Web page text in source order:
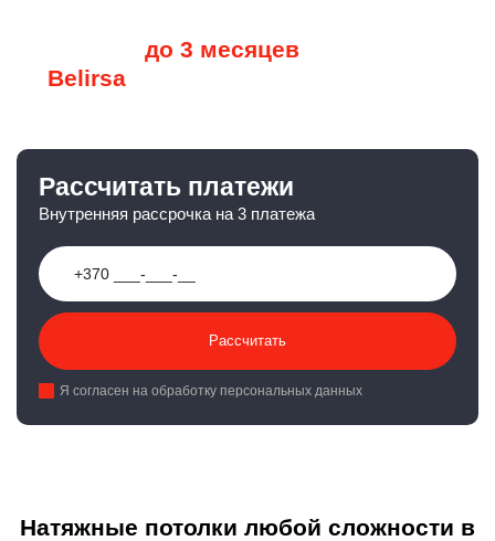
до 3 месяцев
Belirsa
Рассчитать платежи
Внутренняя рассрочка на 3 платежа
Рассчитать
Я согласен на обработку персональных данных
Натяжные потолки любой сложности в